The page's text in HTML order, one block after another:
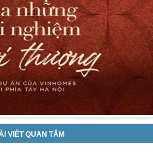
VIẾT QUAN TÂM